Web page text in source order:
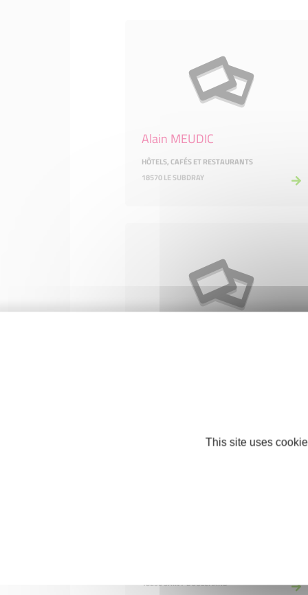
Alain MEUDIC
HÔTELS, CAFÉS ET RESTAURANTS
18570 LE SUBDRAY
18230 SAINT-DOULCHARD
This site uses